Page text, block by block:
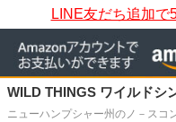
LINE友だち追加で
WILD THINGS ワイルドシ
ニューハンプシャー州のノ－スコ